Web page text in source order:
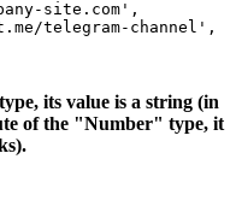
site.com',
telegram-channel',
its value is a string (in
of the "Number" type, it